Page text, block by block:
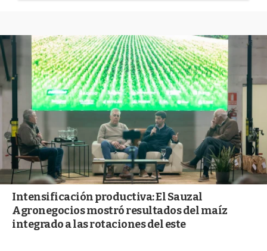
Intensificación productiva: El Sauzal
Agronegocios mostró resultados del maíz
integrado a las rotaciones del este